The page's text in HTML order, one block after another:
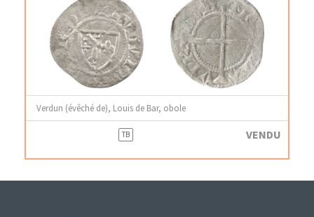
Verdun (évêché de), Louis de Bar, obole
TB VENDU